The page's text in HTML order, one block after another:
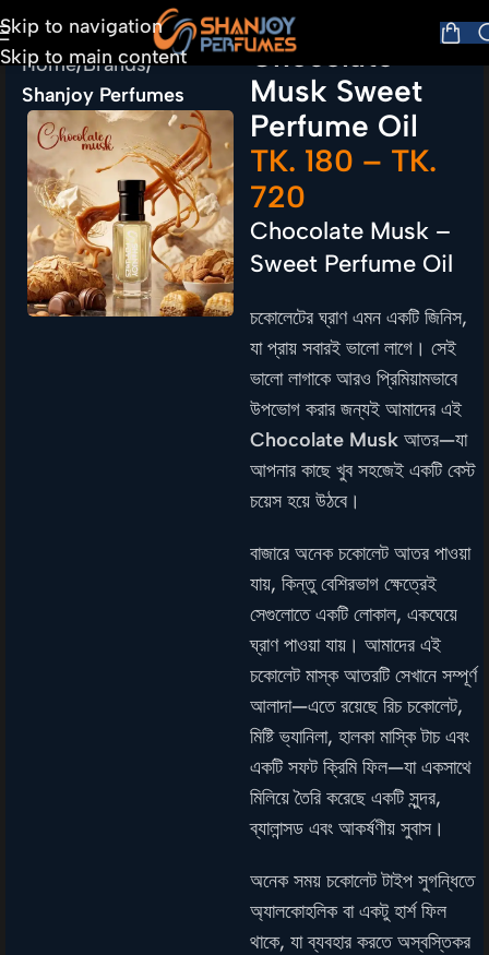
Skip to navigation
Skip to main content
Home Brands
Shanjoy Perfumes
Chocolate
Musk Sweet
Perfume Oil
TK. 180 – TK.
720
Chocolate Musk –
Sweet Perfume Oil
চকোলেটের ঘ্রাণ এমন একটি জিনিস,
যা প্রায় সবারই ভালো লাগে। সেই
ভালো লাগাকে আরও প্রিমিয়ামভাবে
উপভোগ করার জন্যই আমাদের এই
Chocolate Musk আতর—যা
আপনার কাছে খুব সহজেই একটি বেস্ট
চয়েস হয়ে উঠবে।
বাজারে অনেক চকোলেট আতর পাওয়া
যায়, কিন্তু বেশিরভাগ ক্ষেত্রেই
সেগুলোতে একটি লোকাল, একঘেয়ে
ঘ্রাণ পাওয়া যায়। আমাদের এই
চকোলেট মাস্ক আতরটি সেখানে সম্পূর্ণ
আলাদা—এতে রয়েছে রিচ চকোলেট,
মিষ্টি ভ্যানিলা, হালকা মাস্কি টাচ এবং
একটি সফট ক্রিমি ফিল—যা একসাথে
মিলিয়ে তৈরি করেছে একটি সুন্দর,
ব্যালান্সড এবং আকর্ষণীয় সুবাস।
অনেক সময় চকোলেট টাইপ সুগন্ধিতে
অ্যালকোহলিক বা একটু হার্শ ফিল
থাকে, যা ব্যবহার করতে অস্বস্তিকর